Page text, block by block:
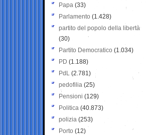
Papa (33)
Parlamento (1.428)
partito del popolo della libertà
(30)
Partito Democratico (1.034)
PD (1.188)
PdL (2.781)
pedofilia (25)
Pensioni (129)
Politica (40.873)
polizia (253)
Porto (12)